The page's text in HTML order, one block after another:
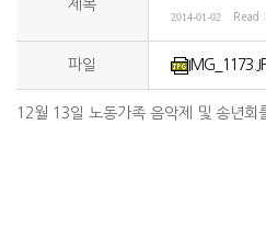
제목
2014-01-02 Read
파일
12월 13일 노동가족 음악제 및 송년회